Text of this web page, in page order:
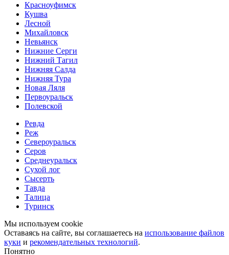
Красноуфимск
Кушва
Лесной
Михайловск
Невьянск
Нижние Серги
Нижний Тагил
Нижняя Салда
Нижняя Тура
Новая Ляля
Первоуральск
Полевской
Ревда
Реж
Североуральск
Серов
Среднеуральск
Сухой лог
Сысерть
Тавда
Талица
Туринск
Мы используем cookie
Оставаясь на сайте, вы соглашаетесь на использование файлов
куки и рекомендательных технологий.
Понятно